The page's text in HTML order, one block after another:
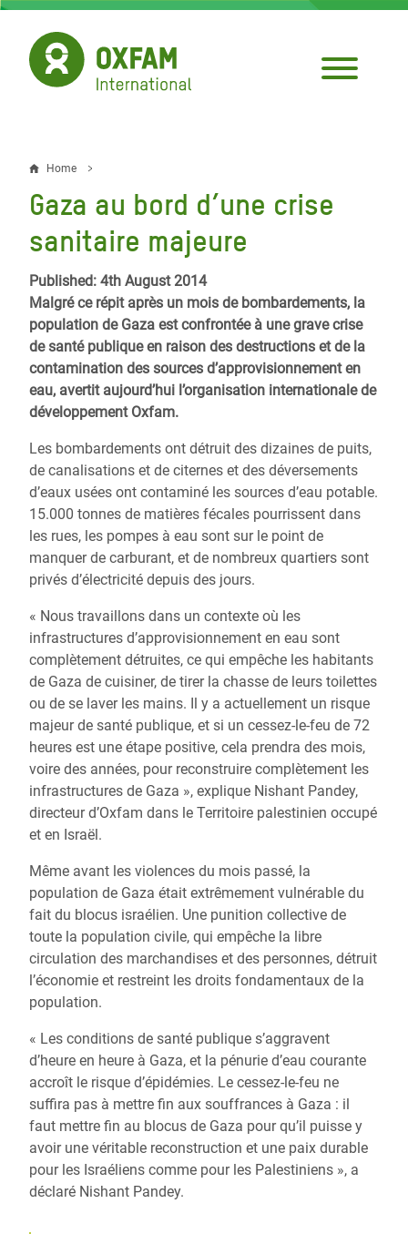
Skip
main
content
Breadcrumb
Home
Gaza au bord d’une crise
sanitaire majeure
Published: 4th August 2014
Malgré ce répit après un mois de bombardements, la
population de Gaza est confrontée à une grave crise
de santé publique en raison des destructions et de la
contamination des sources d’approvisionnement en
eau, avertit aujourd’hui l’organisation internationale de
développement Oxfam.
Les bombardements ont détruit des dizaines de puits,
de canalisations et de citernes et des déversements
d’eaux usées ont contaminé les sources d’eau potable.
15.000 tonnes de matières fécales pourrissent dans
les rues, les pompes à eau sont sur le point de
manquer de carburant, et de nombreux quartiers sont
privés d’électricité depuis des jours.
« Nous travaillons dans un contexte où les
infrastructures d’approvisionnement en eau sont
complètement détruites, ce qui empêche les habitants
de Gaza de cuisiner, de tirer la chasse de leurs toilettes
ou de se laver les mains. Il y a actuellement un risque
majeur de santé publique, et si un cessez-le-feu de 72
heures est une étape positive, cela prendra des mois,
voire des années, pour reconstruire complètement les
infrastructures de Gaza », explique Nishant Pandey,
directeur d’Oxfam dans le Territoire palestinien occupé
et en Israël.
Même avant les violences du mois passé, la
population de Gaza était extrêmement vulnérable du
fait du blocus israélien. Une punition collective de
toute la population civile, qui empêche la libre
circulation des marchandises et des personnes, détruit
l’économie et restreint les droits fondamentaux de la
population.
« Les conditions de santé publique s’aggravent
d’heure en heure à Gaza, et la pénurie d’eau courante
accroît le risque d’épidémies. Le cessez-le-feu ne
suffira pas à mettre fin aux souffrances à Gaza : il
faut mettre fin au blocus de Gaza pour qu’il puisse y
avoir une véritable reconstruction et une paix durable
pour les Israéliens comme pour les Palestiniens », a
déclaré Nishant Pandey.